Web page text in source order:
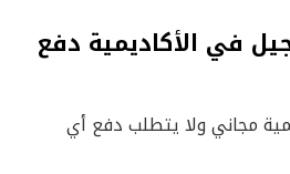
في الأكاديمية دفع
مجاني ولا يتطلب دفع أي